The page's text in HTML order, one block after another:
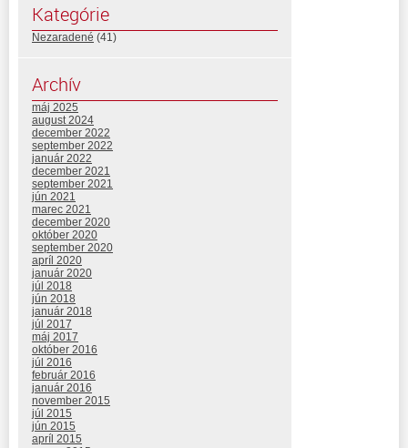
Kategórie
Nezaradené (41)
Archív
máj 2025
august 2024
december 2022
september 2022
január 2022
december 2021
september 2021
jún 2021
marec 2021
december 2020
október 2020
september 2020
apríl 2020
január 2020
júl 2018
jún 2018
január 2018
júl 2017
máj 2017
október 2016
júl 2016
február 2016
január 2016
november 2015
júl 2015
jún 2015
apríl 2015